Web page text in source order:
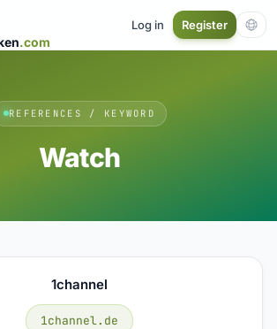
.com
Log in Register
REFERENCES / KEYWORD
Watch
1channel
1channel.de